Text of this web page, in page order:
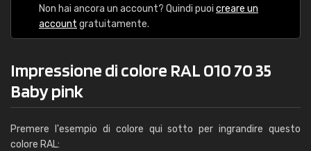
Non hai ancora un account? Quindi puoi creare un
account gratuitamente.
Impressione di colore RAL 010 70 35
Baby pink
Premere l'esempio di colore qui sotto per ingrandire questo
colore RAL: